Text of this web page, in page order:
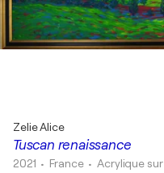
Tuscan renaissance
Zelie Alice
2021 • France •Acrylique